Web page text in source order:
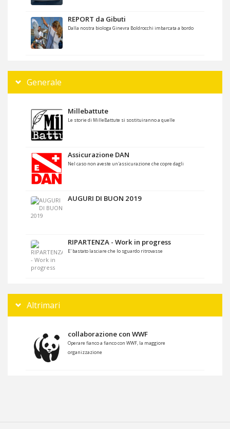
REPORT da Gibuti
Dalla nostra biologa Ginevra Boldrocchi imbarcata a bordo
Generale
Millebattute
Le storie di MilleBattute si sostituiranno a quelle
Assicurazione DAN
Nel caso non aveste un'assicurazione che copre dagli
AUGURI DI BUON 2019
RIPARTENZA - Work in progress
E' bastato lasciare che lo sguardo ritrovasse
Altrimari
collaborazione con WWF
Operare fianco a fianco con WWF, la maggiore
organizzazione